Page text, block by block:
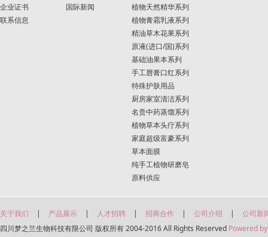
企业证书
联系信息
国际新闻
植物天然精华系列
植物膏霜乳液系列
精油草木花果系列
原液(进口/国)系列
基础油果本系列
手工唇膏口红系列
特殊护肤用品
厨房家室清洁系列
名贵中药蒸馏系列
植物草本头疗系列
家庭超级富豪系列
草本面膜
纯手工植物研磨皂
原料供应
关于我们 | 产品展示 | 人才招聘 | 招商合作 | 公司介绍 |
公司新
四川梦之兰生物科技有限公司 版权所有 2004-2016 All Rights Reserved Powered